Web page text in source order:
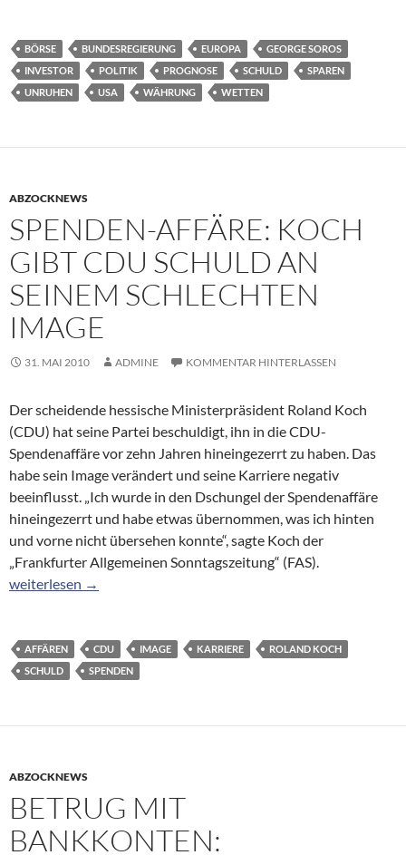
BÖRSE BUNDESREGIERUNG EUROPA
GEORGE SOROS
INVESTOR
POLITIK PROGNOSE SCHULD
SPAREN
UNRUHEN
USA WÄHRUNG WETTEN
ABZOCKNEWS
SPENDEN-AFFÄRE: KOCH
GIBT CDU SCHULD AN
SEINEM SCHLECHTEN
IMAGE
31. MAI 2010 ADMINE KOMMENTAR HINTERLASSEN
Der scheidende hessische Ministerpräsident Roland Koch
(CDU) hat seine Partei beschuldigt, ihn in die CDU-
Spendenaffäre vor zehn Jahren hineingezerrt zu haben. Das
habe sein Image verändert und seine Karriere negativ
beeinflusst. „Ich wurde in den Dschungel der Spendenaffäre
hineingezerrt und habe etwas übernommen, was ich hinten
und vorne nicht übersehen konnte“, sagte Koch der
„Frankfurter Allgemeinen Sonntagszeitung“ (FAS).
Spenden-Affäre: Koch gibt CDU Schuld an seinem schlechten
weiterlesen →
AFFÄREN CDU IMAGE KARRIERE
ROLAND KOCH
SCHULD
SPENDEN
ABZOCKNEWS
BETRUG MIT
BANKKONTEN: